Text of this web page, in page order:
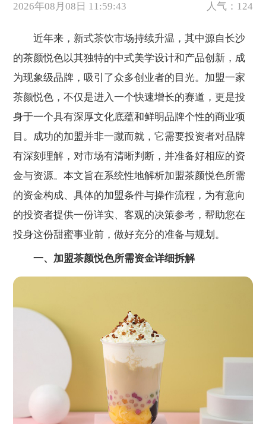
2026年08月08日 11:59:43 人气：124
近年来，新式茶饮市场持续升温，其中源自长沙
的茶颜悦色以其独特的中式美学设计和产品创新，成
为现象级品牌，吸引了众多创业者的目光。加盟一家
茶颜悦色，不仅是进入一个快速增长的赛道，更是投
身于一个具有深厚文化底蕴和鲜明品牌个性的商业项
目。成功的加盟并非一蹴而就，它需要投资者对品牌
有深刻理解，对市场有清晰判断，并准备好相应的资
金与资源。本文旨在系统性地解析加盟茶颜悦色所需
的资金构成、具体的加盟条件与操作流程，为有意向
的投资者提供一份详实、客观的决策参考，帮助您在
投身这份甜蜜事业前，做好充分的准备与规划。
一、加盟茶颜悦色所需资金详细拆解